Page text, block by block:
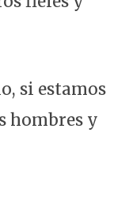
si estamos
hombres y